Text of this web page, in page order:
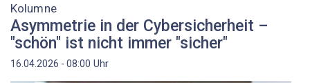
Kolumne
Asymmetrie in der Cybersicherheit –
"schön" ist nicht immer "sicher"
16.04.2026 - 08:00 Uhr